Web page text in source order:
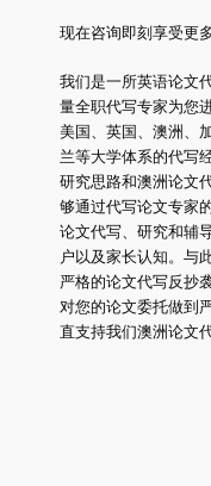
现在咨询即刻享受更
我们是一所英语论文
量全职代写专家为您
美国、英国、澳洲、
兰等大学体系的代写
研究思路和澳洲论文
够通过代写论文专家
论文代写、研究和辅
户以及家长认知。与
严格的论文代写反抄
对您的论文委托做到
直支持我们澳洲论文